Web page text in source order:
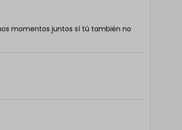
momentos juntos sí tú también no